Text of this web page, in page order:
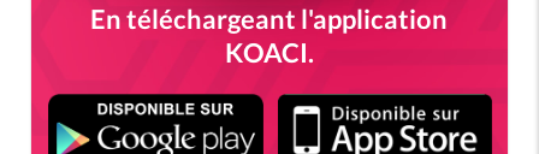
En téléchargeant l'application
KOACI.